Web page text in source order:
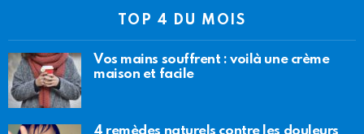
TOP 4 DU MOIS
Vos mains souffrent : voilà une crème
maison et facile